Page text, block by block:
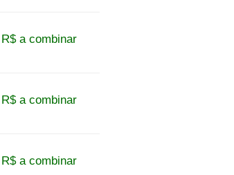
R$ a combinar
R$ a combinar
R$ a combinar